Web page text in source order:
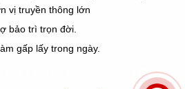
vị truyền thông lớn
bảo trì trọn đời.
gấp lấy trong ngày.
Pha Lê, Cúp Lưu Niệm - Giá Rẻ